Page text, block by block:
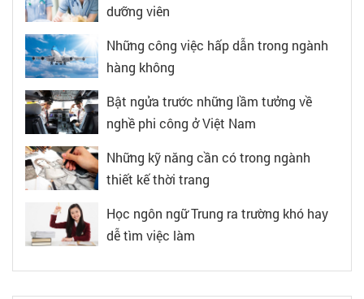
dưỡng viên
Những công việc hấp dẫn trong ngành
hàng không
Bật ngửa trước những lầm tưởng về
nghề phi công ở Việt Nam
Những kỹ năng cần có trong ngành
thiết kế thời trang
Học ngôn ngữ Trung ra trường khó hay
dễ tìm việc làm